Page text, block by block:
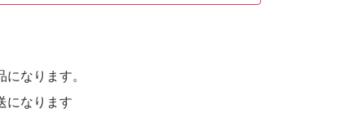
なります。
になります